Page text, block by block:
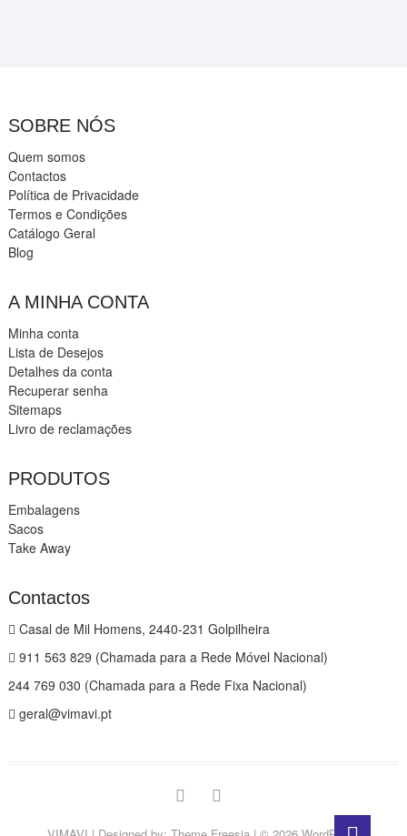
SOBRE NÓS
Quem somos
Contactos
Política de Privacidade
Termos e Condições
Catálogo Geral
Blog
A MINHA CONTA
Minha conta
Lista de Desejos
Detalhes da conta
Recuperar senha
Sitemaps
Livro de reclamações
PRODUTOS
Embalagens
Sacos
Take Away
Contactos
Casal de Mil Homens, 2440-231 Golpilheira
911 563 829 (Chamada para a Rede Móvel Nacional)
244 769 030 (Chamada para a Rede Fixa Nacional)
geral@vimavi.pt
Facebook
Go